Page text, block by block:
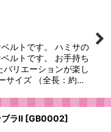
ルトです。 ハミサの
ルトです。 お手持ち
リエーションが楽し
サイズ （全長：約…
ラII [GB0002]